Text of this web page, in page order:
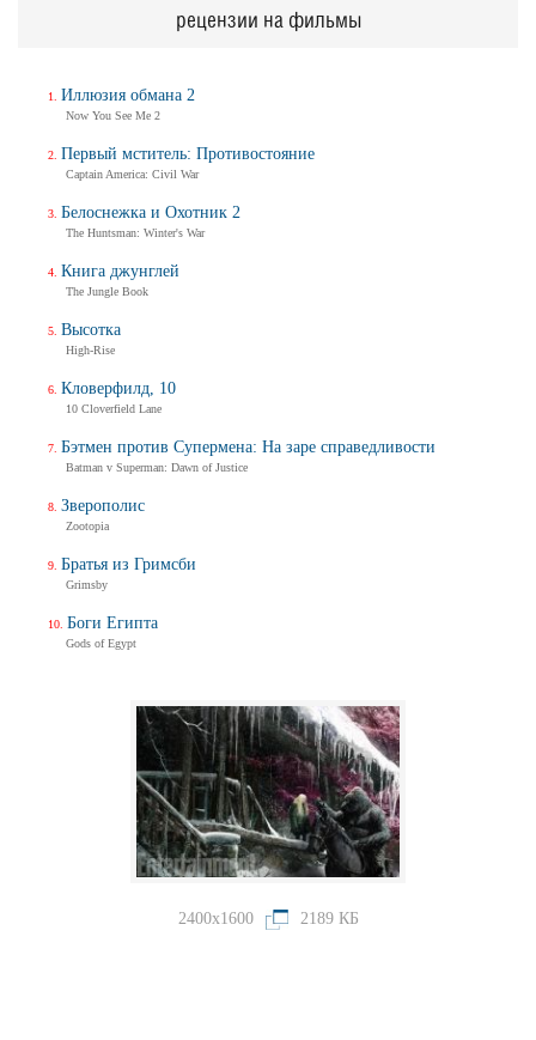
2400x1600 2189 КБ
рецензии на фильмы
Иллюзия обмана 2
Now You See Me 2
Первый мститель: Противостояние
Captain America: Civil War
Белоснежка и Охотник 2
The Huntsman: Winter's War
Книга джунглей
The Jungle Book
Высотка
High-Rise
Кловерфилд, 10
10 Cloverfield Lane
Бэтмен против Супермена: На заре справедливости
Batman v Superman: Dawn of Justice
Зверополис
Zootopia
Братья из Гримсби
Grimsby
Боги Египта
Gods of Egypt